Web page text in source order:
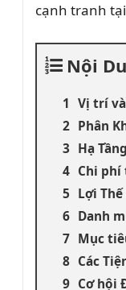
cạnh tranh
Nội
Vị trí
Phân
Hạ
Chi phí
Lợi
Danh
Mục
Các
Cơ hội